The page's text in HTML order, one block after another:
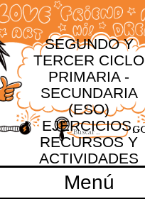
SEGUNDO Y
TERCER CICLO
PRIMARIA -
SECUNDARIA
(ESO)
EJERCICIOS,
RECURSOS Y
ACTIVIDADES
Menú